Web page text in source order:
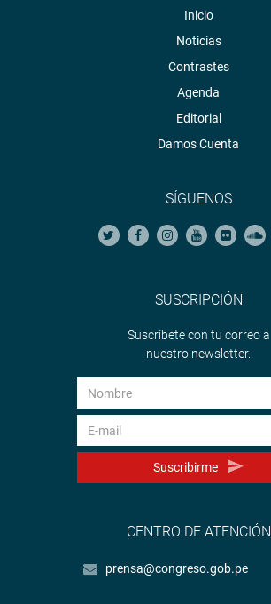
Inicio
Noticias
Contrastes
Agenda
Editorial
Damos Cuenta
SÍGUENOS
SUSCRIPCIÓN
Suscríbete con tu correo a
nuestro newsletter.
Suscribirme
CENTRO DE ATENCIÓN
prensa@congreso.gob.pe